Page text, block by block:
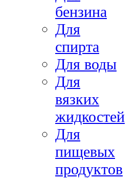
бензина
Для
спирта
Для воды
Для
вязких
жидкостей
Для
пищевых
продуктов